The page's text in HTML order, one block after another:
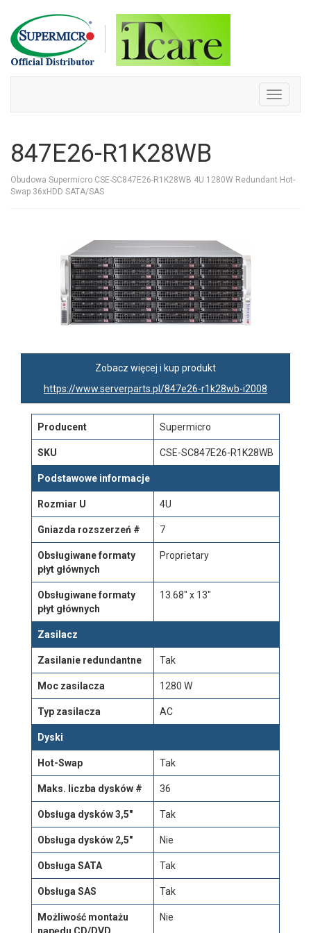
Skip
to
content
Toggle
847E26-R1K28WB
Obudowa Supermicro CSE-SC847E26-R1K28WB 4U 1280W Redundant Hot-
Swap 36xHDD SATA/SAS
Zobacz więcej i kup produkt
https://www.serverparts.pl/847e26-r1k28wb-i2008
Producent Supermicro
SKU CSE-SC847E26-R1K28WB
Podstawowe informacje
Rozmiar U 4U
Gniazda rozszerzeń # 7
Obsługiwane formaty
płyt głównych
Proprietary
Obsługiwane formaty
płyt głównych
13.68" x 13"
Zasilacz
Zasilanie redundantne Tak
Moc zasilacza 1280 W
Typ zasilacza AC
Dyski
Hot-Swap Tak
Maks. liczba dysków # 36
Obsługa dysków 3,5" Tak
Obsługa dysków 2,5" Nie
Obsługa SATA Tak
Obsługa SAS Tak
Możliwość montażu
Nie